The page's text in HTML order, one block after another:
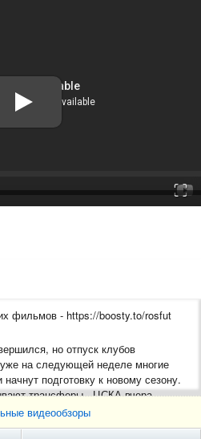
фильмов - https://boosty.to/rosfut
но отпуск клубов
на следующей неделе многие
подготовку к новому сезону.
трансферы - ЦСКА вчера
сегодня команду возглавил
может поменять Спартак на
видеообзоры